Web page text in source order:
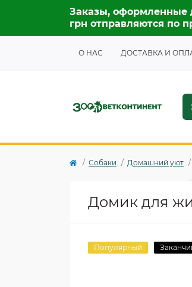
Заказы, оформленные
грн отправляются по
О НАС ДОСТАВКА И
Собаки Домашний уют
Домик для
Популярный